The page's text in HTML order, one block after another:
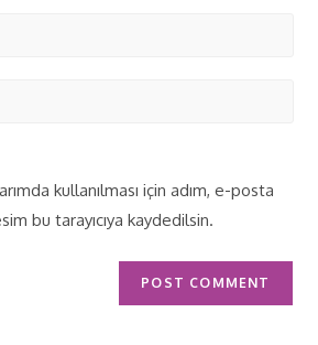
kullanılması için adım, e-posta
bu tarayıcıya kaydedilsin.